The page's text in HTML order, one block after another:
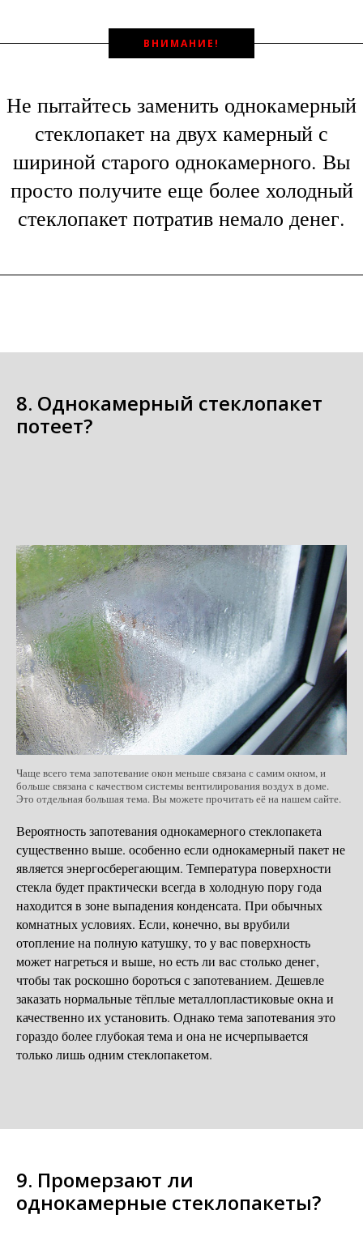
ВНИМАНИЕ!
Не пытайтесь заменить однокамерный
стеклопакет на двух камерный с
шириной старого однокамерного. Вы
просто получите еще более холодный
стеклопакет потратив немало денег.
8. Однокамерный стеклопакет
потеет?
Чаще всего тема запотевание окон меньше связана с самим окном, и
больше связана с качеством системы вентилирования воздух в доме.
Это отдельная большая тема. Вы можете прочитать её на нашем сайте.
Вероятность запотевания однокамерного стеклопакета
существенно выше. особенно если однокамерный пакет не
является энергосберегающим. Температура поверхности
стекла будет практически всегда в холодную пору года
находится в зоне выпадения конденсата. При обычных
комнатных условиях. Если, конечно, вы врубили
отопление на полную катушку, то у вас поверхность
может нагреться и выше, но есть ли вас столько денег,
чтобы так роскошно бороться с запотеванием. Дешевле
заказать нормальные тёплые металлопластиковые окна и
качественно их установить. Однако тема запотевания это
гораздо более глубокая тема и она не исчерпывается
только лишь одним стеклопакетом.
9. Промерзают ли
однокамерные стеклопакеты?